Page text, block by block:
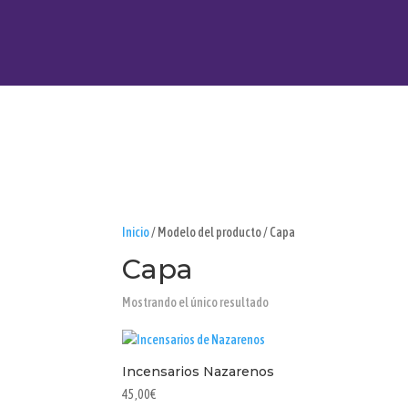
Inicio/ Modelo del producto / Capa
Capa
Mostrando el único resultado
Incensarios Nazarenos
45,00€